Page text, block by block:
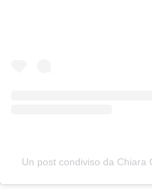
Un post condiviso da Chiara